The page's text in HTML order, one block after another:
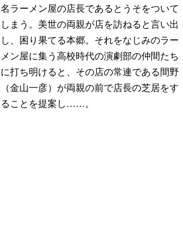
名ラーメン屋の店長であるとうそをついて
しまう。美世の両親が店を訪ねると言い出
し、困り果てる本郷。それをなじみのラー
メン屋に集う高校時代の演劇部の仲間たち
に打ち明けると、その店の常連である間野
（金山一彦）が両親の前で店長の芝居をす
ることを提案し……。